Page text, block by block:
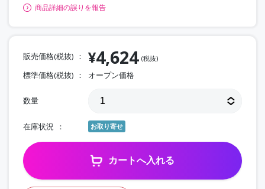
商品詳細の誤りを報告
販売価格(税抜) ¥4,624 (税抜)
標準価格(税抜) オープン価格
数量
在庫状況 お取り寄せ
カートへ入れる